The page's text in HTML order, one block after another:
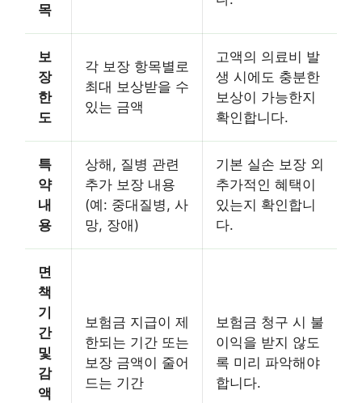
목
보
장
한
도
각 보장 항목별로
최대 보상받을 수
있는 금액
고액의 의료비 발
생 시에도 충분한
보상이 가능한지
확인합니다.
특
약
내
용
상해, 질병 관련
추가 보장 내용
(예: 중대질병, 사
망, 장애)
기본 실손 보장 외
추가적인 혜택이
있는지 확인합니
다.
면
책
기
간
및
감
액
보험금 지급이 제
한되는 기간 또는
보장 금액이 줄어
드는 기간
보험금 청구 시 불
이익을 받지 않도
록 미리 파악해야
합니다.